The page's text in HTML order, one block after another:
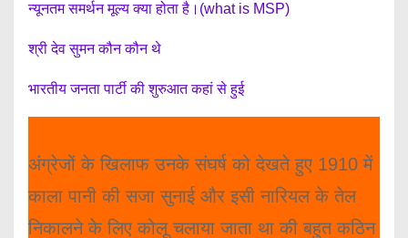
न्यूनतम समर्थन मूल्य क्या होता है।(what is MSP)
श्री देव सुमन कौन कौन थे
भारतीय जनता पार्टी की शुरुआत कहां से हुई
अंग्रेजों के खिलाफ उनके संघर्ष को देखते हुए 1910 में
काला पानी की सजा सुनाई और इसी नारियल के तेल
निकालने के लिए कोलू चलाया जाता था की बहुत कठिन